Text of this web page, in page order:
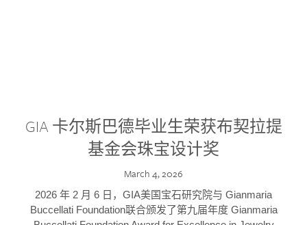
GIA 卡尔斯巴德毕业生荣获布契拉提
基金会珠宝设计奖
March 4, 2026
2026 年 2 月 6 日，GIA美国宝石研究院与 Gianmaria
Buccellati Foundation联合颁发了第九届年度 Gianmaria